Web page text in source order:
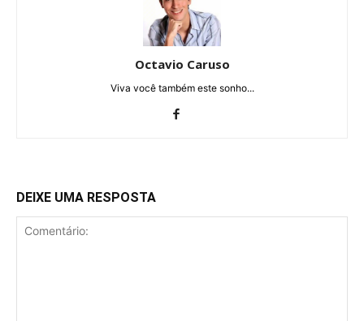
Octavio Caruso
Viva você também este sonho...
DEIXE UMA RESPOSTA